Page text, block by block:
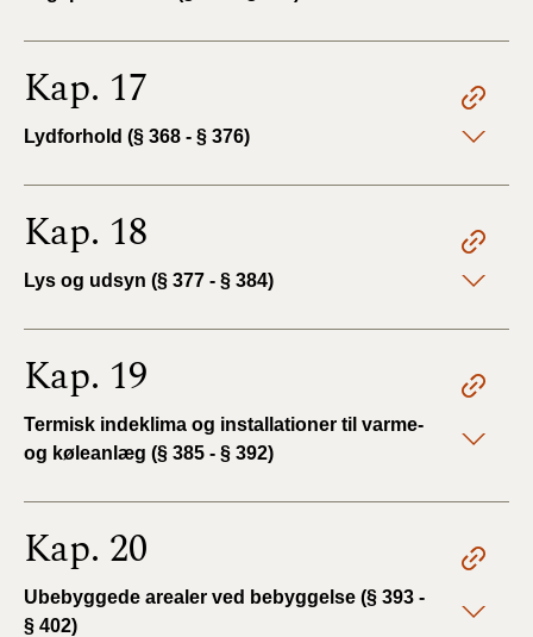
Kap. 17
Lydforhold (§ 368 - § 376)
Kap. 18
Lys og udsyn (§ 377 - § 384)
Kap. 19
Termisk indeklima og installationer til varme-
og køleanlæg (§ 385 - § 392)
Kap. 20
Ubebyggede arealer ved bebyggelse (§ 393 -
§ 402)